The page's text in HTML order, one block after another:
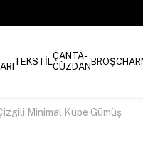
TEKSTİLÇANTA-
CÜZDANBROŞ
Minimal Küpe Gümüş